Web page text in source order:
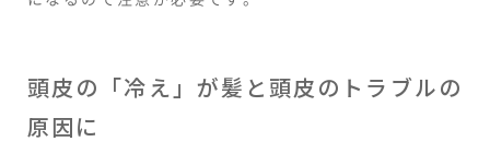
頭皮の「冷え」が髪と頭皮のトラブルの
原因に